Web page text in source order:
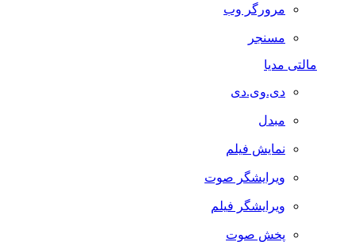
مرورگر وب
مسنجر
مالتی مدیا
دی.وی.دی
مبدل
نمایش فیلم
ویرایشگر صوت
ویرایشگر فیلم
پخش صوت